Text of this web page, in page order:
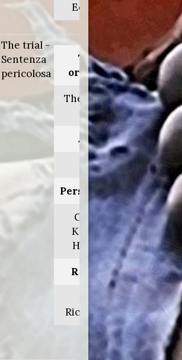
Edwards
The trial -
Sentenza
pericolosa
Titolo
originale:
The penalty
phase
Anno:
1986
Personaggio:
Giudice
Kenneth
Hoffman
Regia di:
Richardson